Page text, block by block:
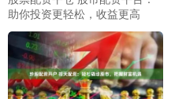
助你投资更轻松，收益更高